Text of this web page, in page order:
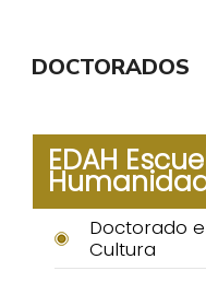
DOCTORADOS
EDAH
Doctorado
Cultura